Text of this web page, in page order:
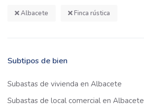
Albacete Finca rústica
Subtipos de bien
Subastas de vivienda en Albacete
Subastas de local comercial en Albacete